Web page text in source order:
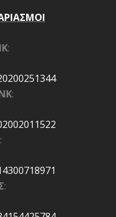
:
:
:
: